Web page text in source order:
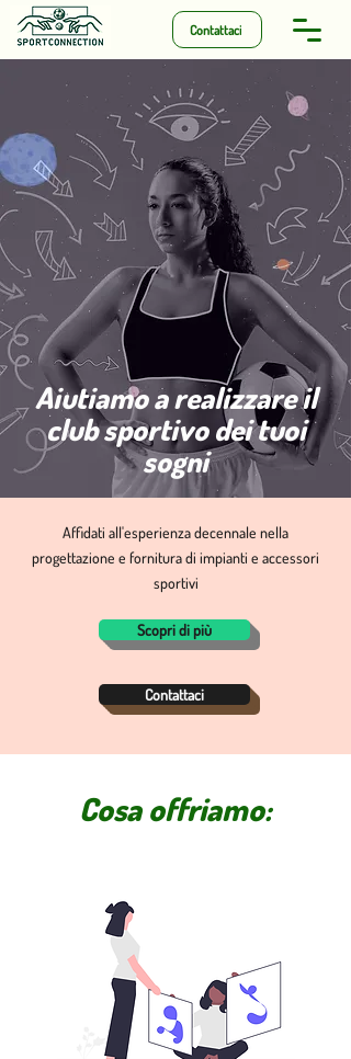
Contattaci
Aiutiamo a realizzare il
club sportivo dei tuoi
sogni
Affidati all'esperienza decennale nella
progettazione e fornitura di impianti e accessori
sportivi
Scopri di più
Contattaci
Cosa offriamo: